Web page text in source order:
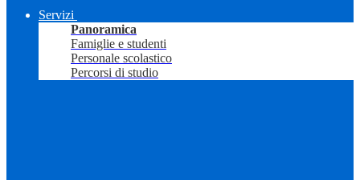
Servizi
Panoramica
Famiglie e studenti
Personale scolastico
Percorsi di studio